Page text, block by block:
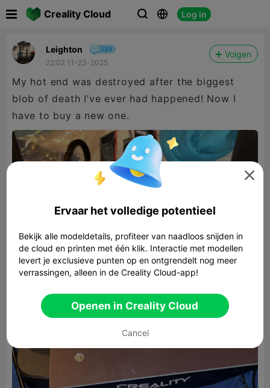
Creality Cloud   Log in
Leighton
22:02 11-23-2025
Volgen
My hot end was destroyed after the biggest
blob of death I’ve ever had happened! Now I
have to buy a new one.

Ervaar het volledige potentieel
Bekijk alle modeldetails, profiteer van naadloos snijden in
de cloud en printen met één klik. Interactie met modellen
levert je exclusieve punten op en ontgrendelt nog meer
verrassingen, alleen in de Creality Cloud-app!
Openen in Creality Cloud
Cancel